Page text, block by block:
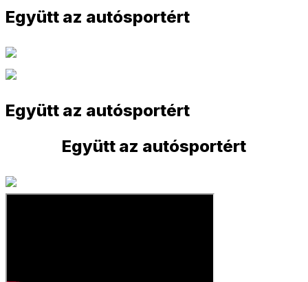
Együtt az autósportért
Együtt az autósportért
Együtt az autósportért